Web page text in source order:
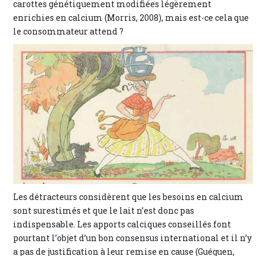
carottes génétiquement modifiées légèrement
enrichies en calcium (Morris, 2008), mais est-ce cela que
le consommateur attend ?
Les détracteurs considèrent que les besoins en calcium
sont surestimés et que le lait n’est donc pas
indispensable. Les apports calciques conseillés font
pourtant l’objet d’un bon consensus international et il n’y
a pas de justification à leur remise en cause (Guéguen,